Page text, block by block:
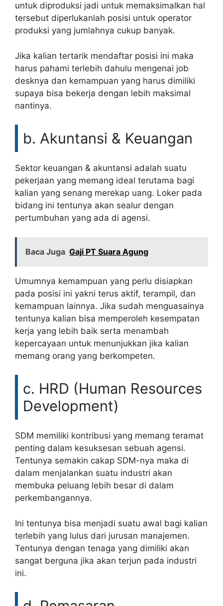
untuk diproduksi jadi untuk memaksimalkan hal
tersebut diperlukanlah posisi untuk operator
produksi yang jumlahnya cukup banyak.
Jika kalian tertarik mendaftar posisi ini maka
harus pahami terlebih dahulu mengenai job
desknya dan kemampuan yang harus dimiliki
supaya bisa bekerja dengan lebih maksimal
nantinya.
b. Akuntansi & Keuangan
Sektor keuangan & akuntansi adalah suatu
pekerjaan yang memang ideal terutama bagi
kalian yang senang merekap uang. Loker pada
bidang ini tentunya akan sealur dengan
pertumbuhan yang ada di agensi.
Baca Juga Gaji PT Suara Agung
Umumnya kemampuan yang perlu disiapkan
pada posisi ini yakni terus aktif, terampil, dan
kemampuan lainnya. Jika sudah menguasainya
tentunya kalian bisa memperoleh kesempatan
kerja yang lebih baik serta menambah
kepercayaan untuk menunjukkan jika kalian
memang orang yang berkompeten.
c. HRD (Human Resources
Development)
SDM memiliki kontribusi yang memang teramat
penting dalam kesuksesan sebuah agensi.
Tentunya semakin cakap SDM-nya maka di
dalam menjalankan suatu industri akan
membuka peluang lebih besar di dalam
perkembangannya.
Ini tentunya bisa menjadi suatu awal bagi kalian
terlebih yang lulus dari jurusan manajemen.
Tentunya dengan tenaga yang dimiliki akan
sangat berguna jika akan terjun pada industri
ini.